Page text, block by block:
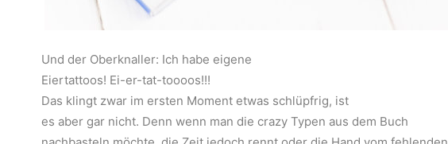
Und der Oberknaller: Ich habe eigene
Eiertattoos! Ei-er-tat-toooos!!!
Das klingt zwar im ersten Moment etwas schlüpfrig, ist
es aber gar nicht. Denn wenn man die crazy Typen aus dem Buch